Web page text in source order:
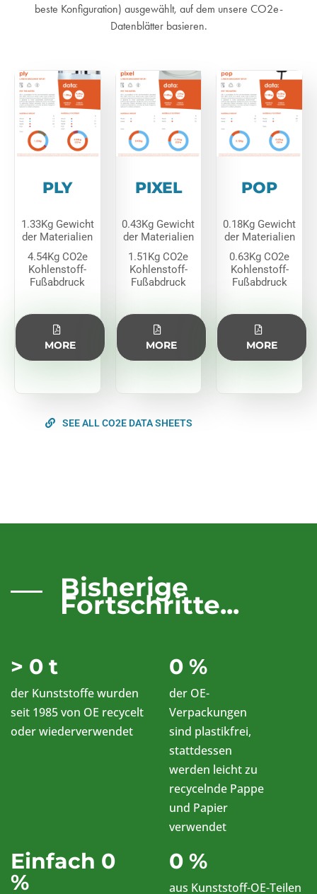
beste Konfiguration) ausgewählt, auf dem unsere CO2e-
Datenblätter basieren.
PLY
1.33Kg Gewicht
der Materialien
4.54Kg CO2e
Kohlenstoff-
Fußabdruck
MORE
PIXEL
0.43Kg Gewicht
der Materialien
1.51Kg CO2e
Kohlenstoff-
Fußabdruck
MORE
POP
0.18Kg Gewicht
der Materialien
0.63Kg CO2e
Kohlenstoff-
Fußabdruck
MORE
SEE ALL CO2E DATA SHEETS
Bisherige
Fortschritte...
> 0 t
der Kunststoffe wurden
seit 1985 von OE recycelt
oder wiederverwendet
0 %
der OE-
Verpackungen
sind plastikfrei,
stattdessen
werden leicht zu
recycelnde Pappe
und Papier
verwendet
Einfach 0
%
0 %
aus Kunststoff-OE-Teilen